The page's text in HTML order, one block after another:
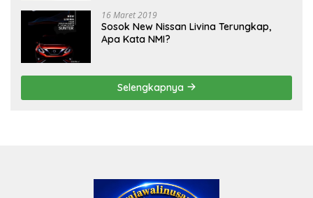
16 Maret 2019
Sosok New Nissan Livina Terungkap,
Apa Kata NMI?
Selengkapnya